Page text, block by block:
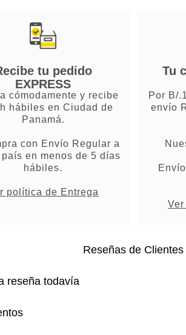
tu pedido
EXPRESS
cómodamente y recibe
hábiles en Ciudad de
Panamá.
con Envío Regular a
en menos de 5 días
hábiles.
política de Entrega
Tu
Por B/
envío
Reseñas de Clientes
reseña todavía